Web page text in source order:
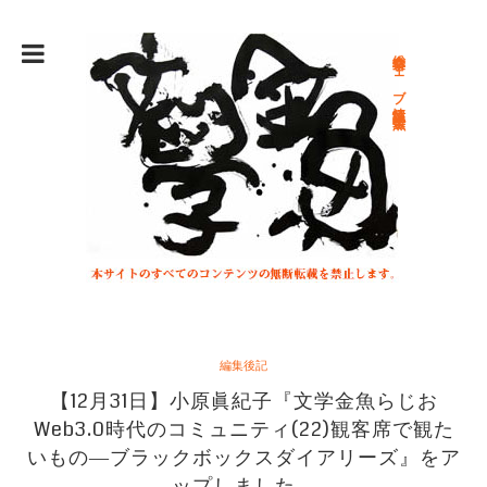
総合文学ウェブ情報誌 文学金魚
編集後記
【12月31日】小原眞紀子『文学金魚らじお
Web3.0時代のコミュニティ(22)観客席で観た
いもの―ブラックボックスダイアリーズ』をア